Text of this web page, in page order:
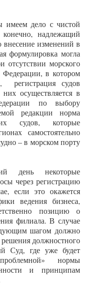
имеем дело с чистой
надлежащий
внесение изменений в
формулировка могла
отсутствии морского
Федерации, в котором
регистрация судов
осуществляется в
по выбору
редакции норма
судов, которые
самостоятельно
– в морском порту
день некоторые
через регистрацию
если это окажется
ведения бизнеса,
позицию о
филиала. В случае
шагом должно
должностного
Суд, где уже будет
нормы
и принципам